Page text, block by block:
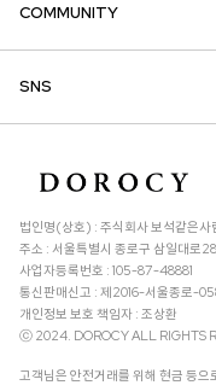
COMMUNITY
SNS
법인명(상호) : 주식회사 보석같은
주소 : 서울특별시 종로구 삼일대로
사업자등록번호 : 105-87-48881
통신판매신고 : 제2016-서울종로-
개인정보 보호 책임자 : 조상환
ⓒ 2024. DOROCY ALL RIGHTS
고객님은 안전거래를 위해 현금 등